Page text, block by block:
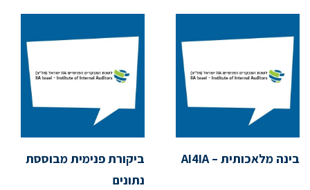
בינה מלאכותית – AI4IA
ביקורת פנימית מבוססת
נתונים